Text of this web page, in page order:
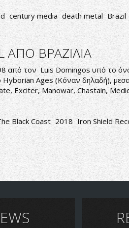
century media death metal Brazil
ΑΠΟ ΒΡΑΖΙΛΙΑ
από τον Luis Domingos υπό το
Hyborian Ages (Κόναν δηλαδή),
Exciter, Manowar, Chastain,
Black Coast 2018 Iron Shield